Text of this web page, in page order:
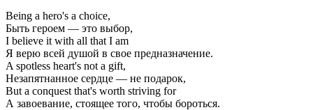
Being a hero's a choice,
Быть героем — это выбор,
I believe it with all that I am
Я верю всей душой в свое предназначение.
A spotless heart's not a gift,
Незапятнанное сердце — не подарок,
But a conquest that's worth striving for
А завоевание, стоящее того, чтобы бороться.